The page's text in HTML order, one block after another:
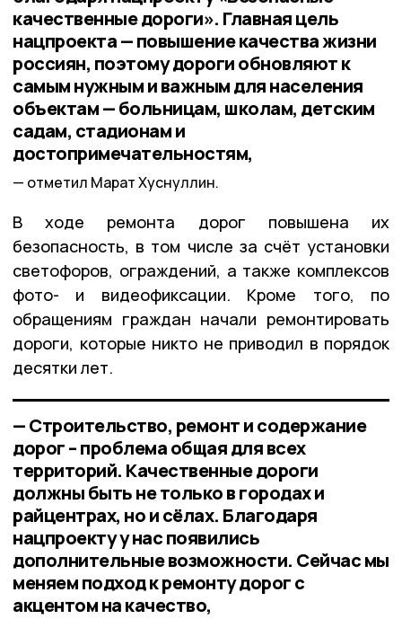
качественные дороги». Главная цель
нацпроекта — повышение качества жизни
россиян, поэтому дороги обновляют к
самым нужным и важным для населения
объектам — больницам, школам, детским
садам, стадионам и
достопримечательностям,
отметил Марат Хуснуллин.
В ходе ремонта дорог повышена их
безопасность, в том числе за счёт установки
светофоров, ограждений, а также комплексов
фото- и видеофиксации. Кроме того, по
обращениям граждан начали ремонтировать
дороги, которые никто не приводил в порядок
десятки лет.
— Строительство, ремонт и содержание
дорог – проблема общая для всех
территорий. Качественные дороги
должны быть не только в городах и
райцентрах, но и сёлах. Благодаря
нацпроекту у нас появились
дополнительные возможности. Сейчас мы
меняем подход к ремонту дорог с
акцентом на качество,